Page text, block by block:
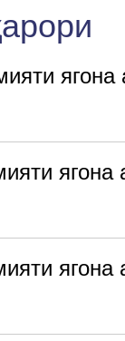
ягона
ягона